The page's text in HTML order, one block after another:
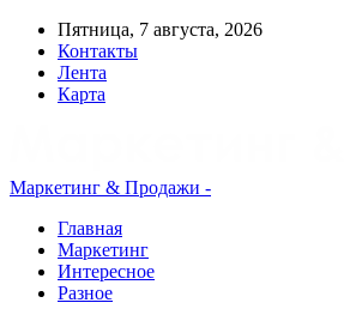
Пятница, 7 августа, 2026
Контакты
Лента
Карта
Маркетинг & Продажи -
Главная
Маркетинг
Интересное
Разное